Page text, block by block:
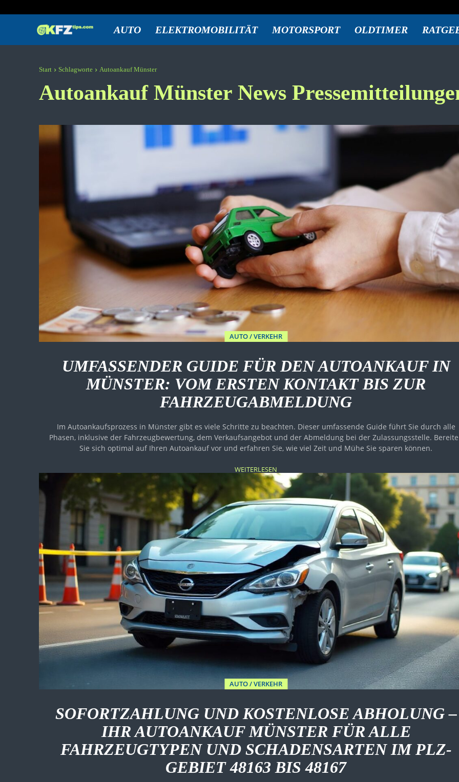
KFZtips.com
AUTO ELEKTROMOBILITÄT MOTORSPORT OLDTIMER
Start Schlagworte Autoankauf Münster
Autoankauf Münster News
AUTO / VERKEHR
UMFASSENDER GUIDE FÜR DEN AUTOANKAUF IN
MÜNSTER: VOM ERSTEN KONTAKT BIS ZUR
FAHRZEUGABMELDUNG
Im Autoankaufsprozess in Münster gibt es viele Schritte zu beachten. Dieser umfassende Guide führt Sie durch alle
Phasen, inklusive der Fahrzeugbewertung, dem Verkaufsangebot und der Abmeldung bei der Zulassungsstelle.
Sie sich optimal auf Ihren Autoankauf vor und erfahren Sie, wie viel Zeit und Mühe Sie sparen können.
WEITERLESEN
AUTO / VERKEHR
SOFORTZAHLUNG UND KOSTENLOSE ABHOLUNG –
IHR AUTOANKAUF MÜNSTER FÜR ALLE
FAHRZEUGTYPEN UND SCHADENSARTEN IM PLZ-
GEBIET 48163 BIS 48167